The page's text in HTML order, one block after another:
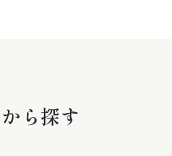
ら探す